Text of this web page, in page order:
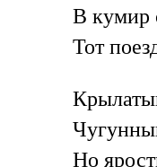
В кумир
Тот
Но